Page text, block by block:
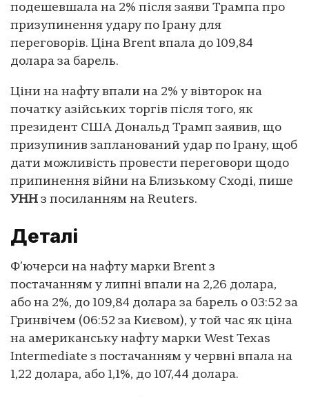
подешевшала на 2% після заяви Трампа про
призупинення удару по Ірану для
переговорів. Ціна Brent впала до 109,84
долара за барель.
Ціни на нафту впали на 2% у вівторок на
початку азійських торгів після того, як
президент США Дональд Трамп заявив, що
призупинив запланований удар по Ірану, щоб
дати можливість провести переговори щодо
припинення війни на Близькому Сході, пише
УНН з посиланням на Reuters.
Деталі
Ф’ючерси на нафту марки Brent з
постачанням у липні впали на 2,26 долара,
або на 2%, до 109,84 долара за барель о 03:52 за
Гринвічем (06:52 за Києвом), у той час як ціна
на американську нафту марки West Texas
Intermediate з постачанням у червні впала на
1,22 долара, або 1,1%, до 107,44 долара.